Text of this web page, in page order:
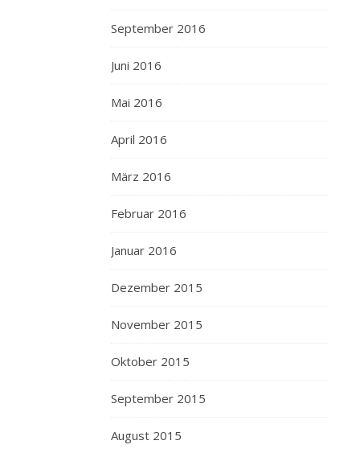
September 2016
Juni 2016
Mai 2016
April 2016
März 2016
Februar 2016
Januar 2016
Dezember 2015
November 2015
Oktober 2015
September 2015
August 2015